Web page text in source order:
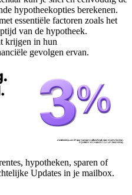
hypotheekopties berekenen.
essentiële factoren zoals het
van de hypotheek.
krijgen in hun
gevolgen ervan.
hypotheken, sparen of
Updates in je mailbox.